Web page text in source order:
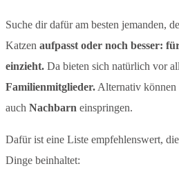
Suche dir dafür am besten jemanden,
Katzen aufpasst oder noch besser:
einzieht. Da bieten sich natürlich vor
Familienmitglieder. Alternativ
auch Nachbarn einspringen.
Dafür ist eine Liste empfehlenswert,
Dinge beinhaltet: